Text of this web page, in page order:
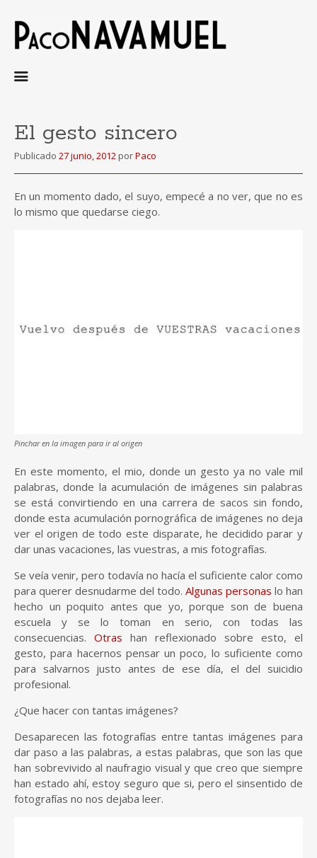
El gesto sincero
Publicado 27 junio, 2012 porPaco
En un momento dado, el suyo, empecé a no ver, que no es
lo mismo que quedarse ciego.
Pinchar en la imagen para ir al origen
En este momento, el mio, donde un gesto ya no vale mil
palabras, donde la acumulación de imágenes sin palabras
se está convirtiendo en una carrera de sacos sin fondo,
donde esta acumulación pornográfica de imágenes no deja
ver el origen de todo este disparate, he decidido parar y
dar unas vacaciones, las vuestras, a mis fotografías.
Se veía venir, pero todavía no hacía el suficiente calor como
para querer desnudarme del todo. Algunas personas lo han
hecho un poquito antes que yo, porque son de buena
escuela y se lo toman en serio, con todas las
consecuencias. Otras han reflexionado sobre esto, el
gesto, para hacernos pensar un poco, lo suficiente como
para salvarnos justo antes de ese día, el del suicidio
profesional.
¿Que hacer con tantas imágenes?
Desaparecen las fotografías entre tantas imágenes para
dar paso a las palabras, a estas palabras, que son las que
han sobrevivido al naufragio visual y que creo que siempre
han estado ahí, estoy seguro que si, pero el sinsentido de
fotografías no nos dejaba leer.